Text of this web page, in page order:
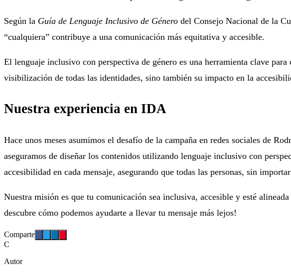
Según la Guía de Lenguaje Inclusivo de Género del Consejo Nacional de la
“cualquiera” contribuye a una comunicación más equitativa y accesible.
El lenguaje inclusivo con perspectiva de género es una herramienta clave
visibilización de todas las identidades, sino también su impacto en la
Nuestra experiencia en IDA
Hace unos meses asumimos el desafío de la campaña en redes sociales de
aseguramos de diseñar los contenidos utilizando lenguaje inclusivo con
accesibilidad en cada mensaje, asegurando que todas las personas, sin
Nuestra misión es que tu comunicación sea inclusiva, accesible y esté
descubre cómo podemos ayudarte a llevar tu mensaje más lejos!
Comparte
C
Autor